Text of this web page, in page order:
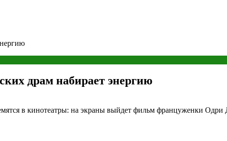
драм набирает энергию
в кинотеатры: на экраны выйдет фильм француженки